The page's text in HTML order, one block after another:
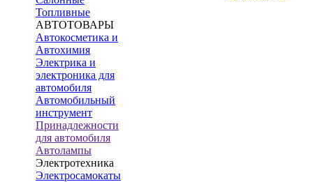
Топливные
АВТОТОВАРЫ
Автокосметика и
Автохимия
Электрика и
электроника для
автомобиля
Автомобильный
инструмент
Принадлежности
для автомобиля
Автолампы
Электротехника
Электросамокаты